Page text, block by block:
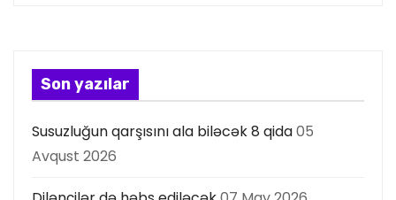
a
ı
Son yazılar
Susuzluğun qarşısını ala biləcək 8 qida05
Avqust 2026